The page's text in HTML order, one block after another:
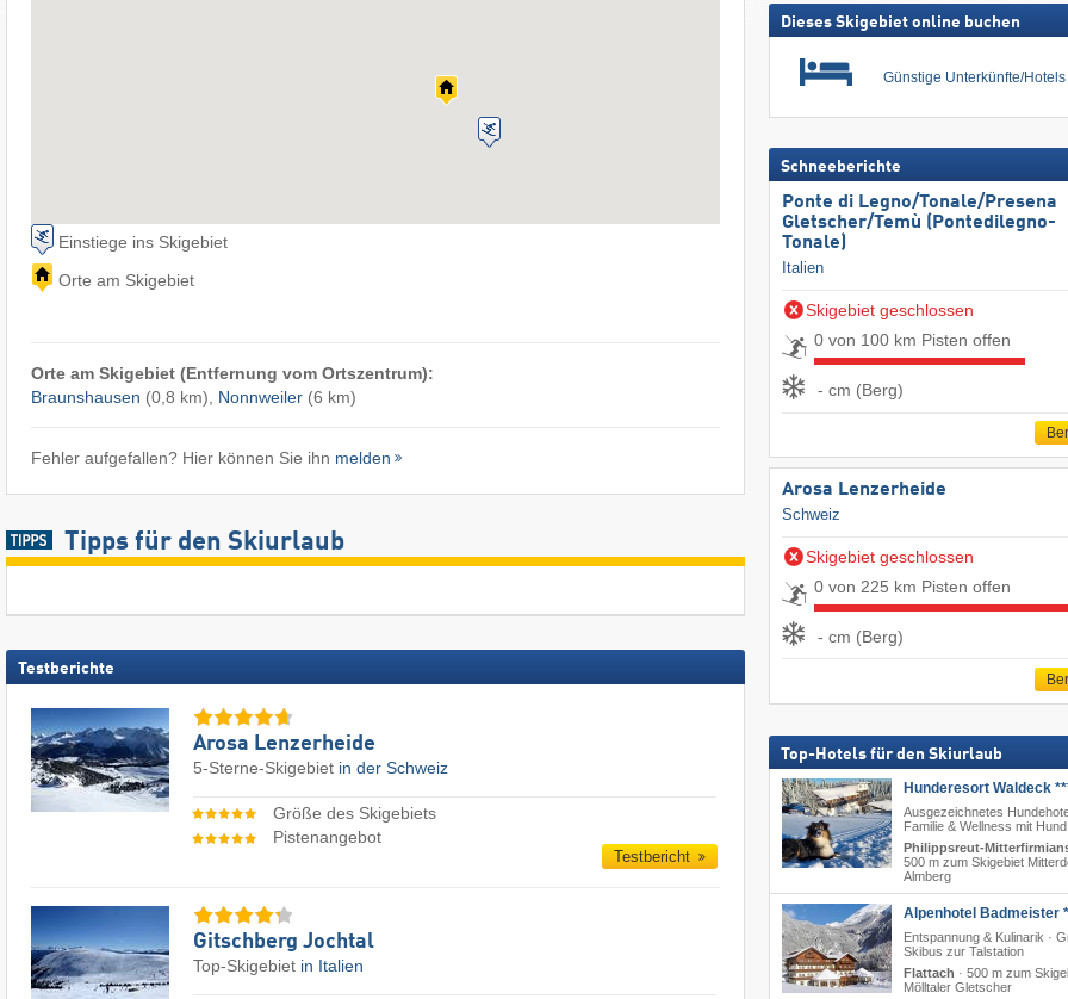
Einstiege ins Skigebiet
Orte am Skigebiet
Orte am Skigebiet (Entfernung vom Ortszentrum):
Braunshausen (0,8 km), Nonnweiler(6 km)
Fehler aufgefallen? Hier können Sie ihn melden
Tipps für den Skiurlaub
Testberichte
Arosa Lenzerheide
5-Sterne-Skigebiet in der Schweiz
Größe des Skigebiets
Pistenangebot
Testbericht
Gitschberg Jochtal
Top-Skigebiet in Italien
Dieses Skigebiet online buchen
Günstige Unterkünfte/Hotels
Schneeberichte
Ponte di Legno/​Tonale/​Presena
Gletscher/​Temù (Pontedilegno-
Tonale)
Italien
Skigebiet geschlossen
0 von 100 km Pisten offen
- cm (Berg)
Arosa Lenzerheide
Schweiz
Skigebiet geschlossen
0 von 225 km Pisten offen
- cm (Berg)
Top-Hotels für den Skiurlaub
Hunderesort Waldeck
Ausgezeichnetes
Familie & Wellness mit Hund
Philippsreut-
500 m zum Skigebiet
Almberg
Alpenhotel Badmeister
Entspannung & Kulinarik ·
Skibus zur Talstation
Flattach · 500 m zum
Mölltaler Gletscher